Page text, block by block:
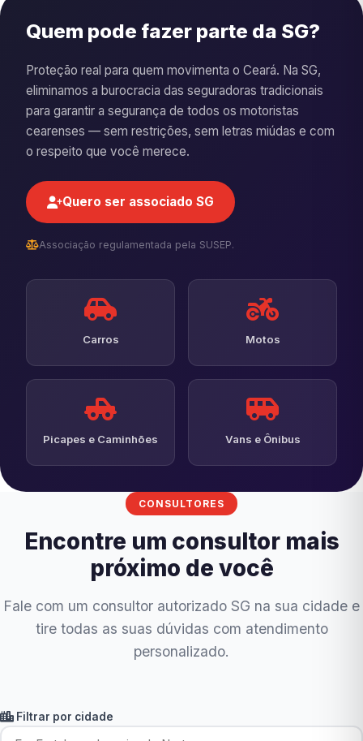
Quem pode fazer parte da SG?
Proteção real para quem movimenta o Ceará. Na SG,
eliminamos a burocracia das seguradoras tradicionais
para garantir a segurança de todos os motoristas
cearenses — sem restrições, sem letras miúdas e com
o respeito que você merece.
Quero ser associado SG
Associação regulamentada pela SUSEP.
Carros Motos
Picapes e Caminhões Vans e Ônibus
CONSULTORES
Encontre um consultor mais
próximo de você
Fale com um consultor autorizado SG na sua cidade e
tire todas as suas dúvidas com atendimento
personalizado.
Filtrar por cidade